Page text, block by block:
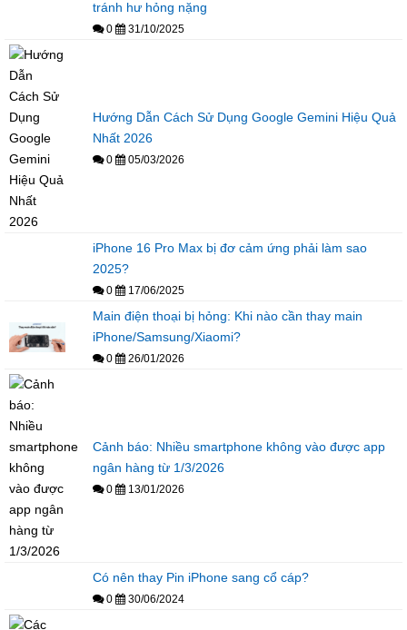
tránh hư hỏng nặng
0 31/10/2025
Hướng Dẫn Cách Sử Dụng Google Gemini Hiệu Quả
Nhất 2026
0 05/03/2026
iPhone 16 Pro Max bị đơ cảm ứng phải làm sao
2025?
0 17/06/2025
Main điện thoại bị hỏng: Khi nào cần thay main
iPhone/Samsung/Xiaomi?
0 26/01/2026
Cảnh báo: Nhiều smartphone không vào được app
ngân hàng từ 1/3/2026
0 13/01/2026
Có nên thay Pin iPhone sang cổ cáp?
0 30/06/2024